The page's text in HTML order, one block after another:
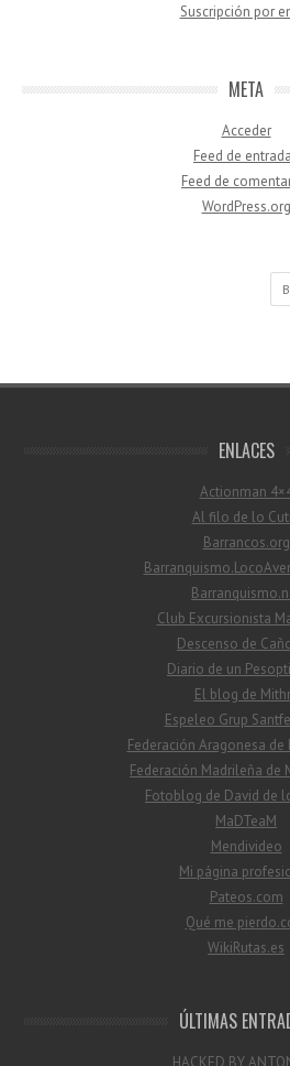
Suscripción por
META
Acceder
Feed de
Feed de
WordPress.org
Buscar
ENLACES
Actionman
Al filo de lo
Barrancos.org
Club Excursionista
Descenso de
Diario de un
El blog de
Espeleo Grup
Federación Aragonesa
Federación Madrileña de
Fotoblog de David de
MaDTeaM
Mendivideo
Mi página
Pateos.com
Qué me
WikiRutas.es
ÚLTIMAS